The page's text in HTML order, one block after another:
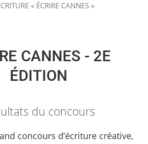
« ÉCRIRE CANNES »
CANNES - 2E
ÉDITION
du concours
concours d’écriture créative,